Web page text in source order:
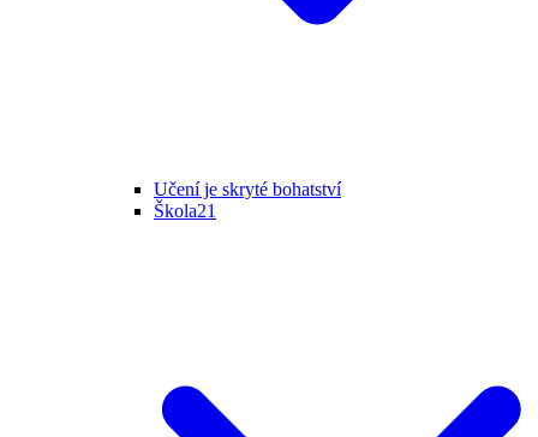
Učení je skryté bohatství
Škola21